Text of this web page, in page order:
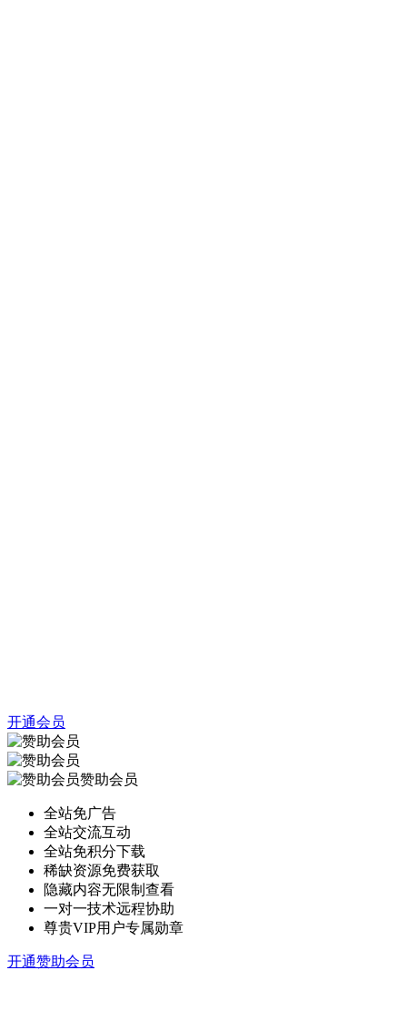
开通会员
赞助会员
全站免广告
全站交流互动
全站免积分下载
稀缺资源免费获取
隐藏内容无限制查看
一对一技术远程协助
尊贵VIP用户专属勋章
开通赞助会员